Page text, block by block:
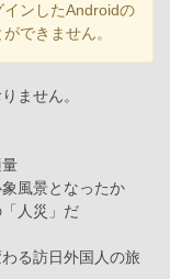
ンしたAndroidの
できません。
ません。
風景となったか
人災」だ
る訪日外国人の旅